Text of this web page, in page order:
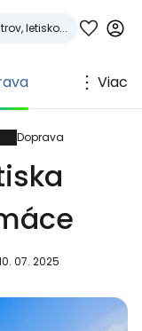
Viac
Doprava
07. 2025